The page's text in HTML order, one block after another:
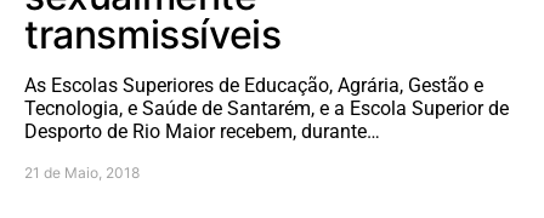
transmissíveis
As Escolas Superiores de Educação, Agrária, Gestão e
Tecnologia, e Saúde de Santarém, e a Escola Superior de
Desporto de Rio Maior recebem, durante…
21 de Maio, 2018